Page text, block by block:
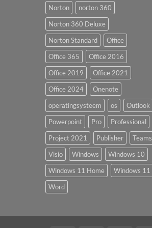
Norton
norton 360
Norton 360 Deluxe
Norton Standard
Office
Office 365
Office 2016
Office 2019
Office 2021
Office 2024
Onenote
operatingsysteem
os
Outlook
Powerpoint
Pro
Professional
Project 2021
Publisher
Teams
Visio
Windows
Windows 10
Windows 11 Home
Windows 11
Word